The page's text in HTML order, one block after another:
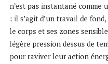
n’est pas instantané comme
: il s’agit d’un travail de
le corps et ses zones
légère pression dessus de
pour raviver leur action